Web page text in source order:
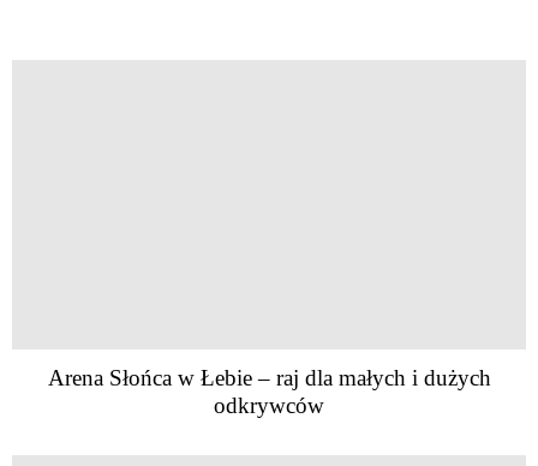
Arena Słońca w Łebie – raj dla małych i dużych
odkrywców